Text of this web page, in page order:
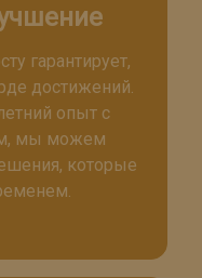
гарантирует,
достижений.
опыт с
мы можем
которые